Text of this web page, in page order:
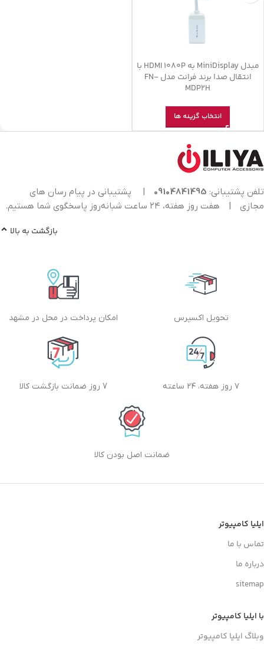
مبدل MiniDisplay به HDMI 1080P با
انتقال صدا برند فرانت مدل FN-
MDP2H
انتخاب گزینه ها
تلفن پشتیبانی: 09104841495
|
پشتیبانی در پیام رسان های
مجازی
| هفت روز هفته، ۲۴ ساعت شبانه‌روز پاسخگوی شما هستیم.
بازگشت به بالا
تحویل اکسپرس امکان پرداخت در محل در مشهد
۷ روز هفته، ۲۴ ساعته 7 روز ضمانت بازگشت کالا
ضمانت اصل بودن کالا
ایلیا کامپیوتر
تماس با ما
درباره ما
sitemap
با ایلیا کامپیوتر
وبلاگ ایلیا کامپیوتر